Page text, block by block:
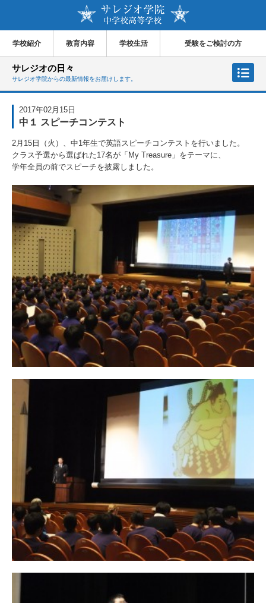
学校紹介 教育内容 学校生活 受験をご検討の方
サレジオの日々
サレジオ学院からの最新情報をお届けします。
2017年02月15日
中１ スピーチコンテスト
2月15日（火）、中1年生で英語スピーチコンテストを行いました。
クラス予選から選ばれた17名が「My Treasure」をテーマに、
学年全員の前でスピーチを披露しました。